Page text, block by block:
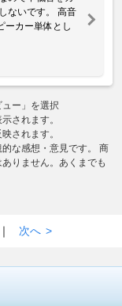
ないです。 高音
ーカー単体とし
ー」を選択
されます。
されます。
な感想・意見です。 商
りません。あくまでも
｜ 次へ >